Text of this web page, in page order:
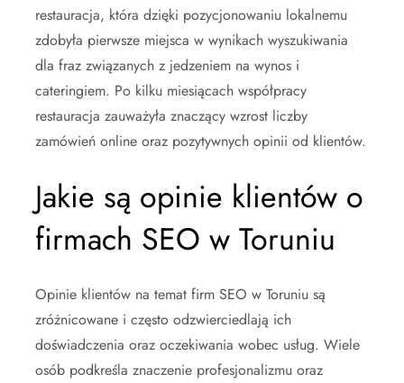
restauracja, która dzięki pozycjonowaniu lokalnemu
zdobyła pierwsze miejsca w wynikach wyszukiwania
dla fraz związanych z jedzeniem na wynos i
cateringiem. Po kilku miesiącach współpracy
restauracja zauważyła znaczący wzrost liczby
zamówień online oraz pozytywnych opinii od klientów.
Jakie są opinie klientów o
firmach SEO w Toruniu
Opinie klientów na temat firm SEO w Toruniu są
zróżnicowane i często odzwierciedlają ich
doświadczenia oraz oczekiwania wobec usług. Wiele
osób podkreśla znaczenie profesjonalizmu oraz